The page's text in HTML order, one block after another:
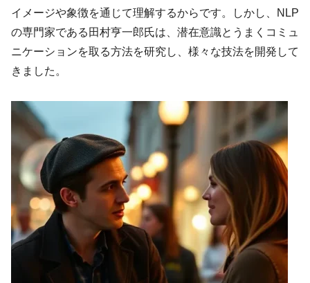
イメージや象徴を通じて理解するからです。しかし、NLP
の専門家である田村亨一郎氏は、潜在意識とうまくコミュ
ニケーションを取る方法を研究し、様々な技法を開発して
きました。